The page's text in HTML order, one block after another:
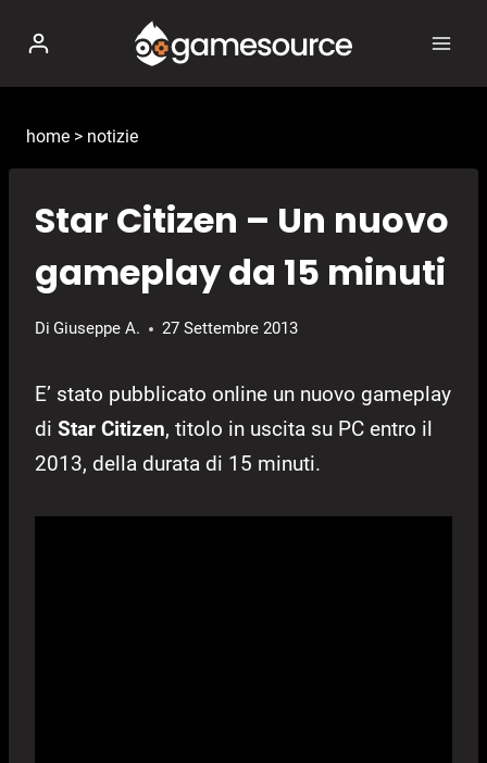
contenuto
home > notizie
Star Citizen – Un nuovo
gameplay da 15 minuti
Di Giuseppe A. 27 Settembre 2013
E’ stato pubblicato online un nuovo gameplay
di Star Citizen, titolo in uscita su PC entro il
2013, della durata di 15 minuti.